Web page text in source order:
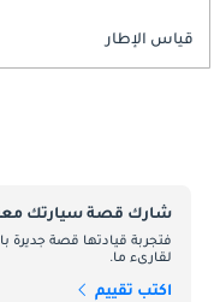
قياس الإطار
شارك قصة سيارتك
فتجربة قيادتها قصة جديرة
لقارىء ما.
اكتب تقييم